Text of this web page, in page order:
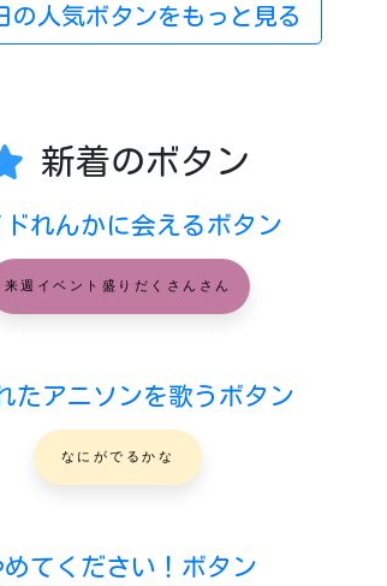
人気ボタンをもっと見る
新着のボタン
ドれんかに会えるボタン
来週イベント盛りだくさんさん
たアニソンを歌うボタン
なにがでるかな
めてください！ボタン